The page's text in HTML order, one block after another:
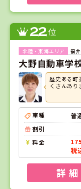
22位
福
大野自動車学
歴史ある町
くさんあり
車種
普
割引
料金
税
詳 細